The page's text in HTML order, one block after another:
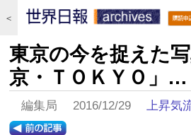
＜
東京の今を捉えた
京・ＴＯＫＹＯ」…
編集局 2016/12/29上昇気